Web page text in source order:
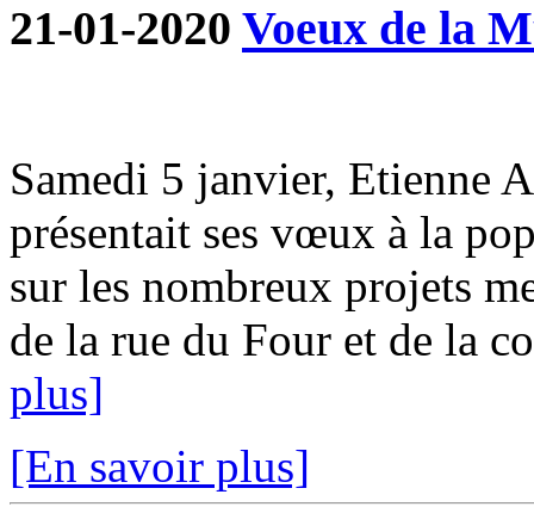
21-01-2020 Voeux de la
Samedi 5 janvier, Etienne
présentait ses vœux à la
sur les nombreux projets
de la rue du Four et de la
plus]
[En savoir plus]